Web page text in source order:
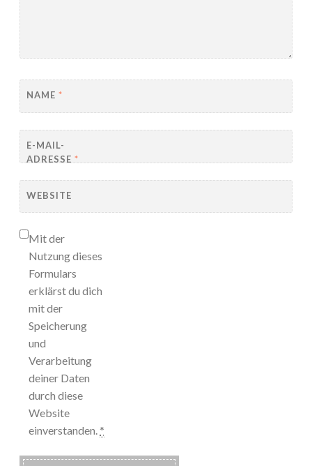
NAME *
E-MAIL-
ADRESSE *
WEBSITE
Mit der
Nutzung dieses
Formulars
erklärst du dich
mit der
Speicherung
und
Verarbeitung
deiner Daten
durch diese
Website
einverstanden. *